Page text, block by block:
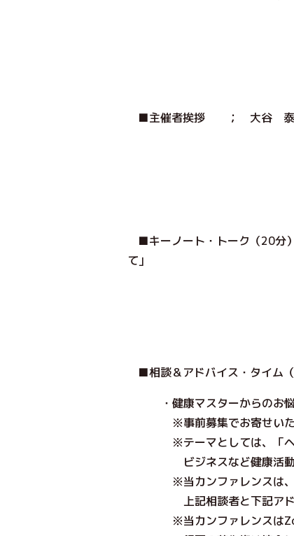
■主催者挨拶 ； 大谷
■キーノート・トーク（20分
て｣
■相談＆アドバイス・タイム
・健康マスターからのお悩
※事前募集でお寄せいただ
※テーマとしては、「ヘル
ビジネスなど健康活
※当カンファレンスは、健
上記相談者と下記アドバイ
※当カンファレンスはZoom